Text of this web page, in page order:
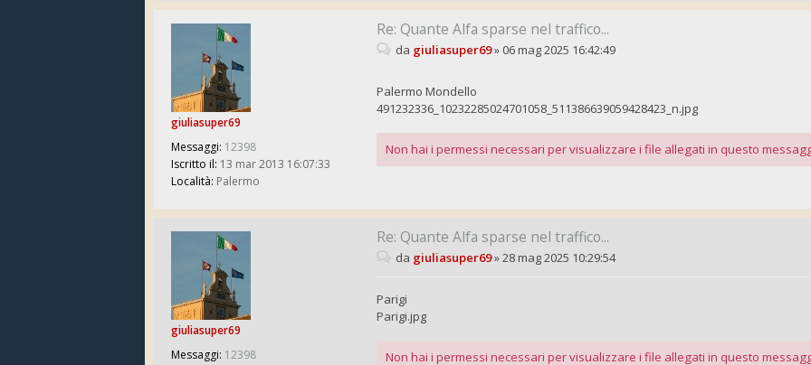
giuliasuper69
Messaggi: 12398
Iscritto il: 13 mar 2013 16:07:33
Località: Palermo
Re: Quante Alfa sparse nel traffico...
da giuliasuper69» 06 mag 2025 16:42:49
Palermo Mondello
491232336_10232285024701058_511386639059428423_n.jpg
Non hai i permessi necessari per visualizzare i file allegati in questo
giuliasuper69
Messaggi: 12398
Re: Quante Alfa sparse nel traffico...
da giuliasuper69»28 mag 2025 10:29:54
Parigi
Parigi.jpg
Non hai i permessi necessari per visualizzare i file allegati in questo